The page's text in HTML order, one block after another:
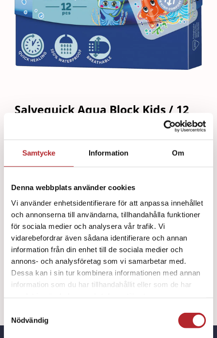
Samtycke Information Om
Denna webbplats använder cookies
Vi använder enhetsidentifierare för att anpassa innehållet
och annonserna till användarna, tillhandahålla funktioner
för sociala medier och analysera vår trafik. Vi
vidarebefordrar även sådana identifierare och annan
information från din enhet till de sociala medier och
annons- och analysföretag som vi samarbetar med.
Dessa kan i sin tur kombinera informationen med annan
information som du har tillhandahållit eller som de har
Nödvändig
Salvequick Aqua Block Kids / 12
29kr
Salvequick
Aqua
Block
Kids
/
12
LÄGG TILL I
VARUKORG
[custom_product_description]